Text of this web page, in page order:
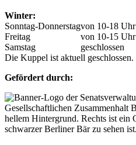
Winter:
Sonntag-Donnerstagvon 10-18 Uhr
Freitag
von 10-15 Uhr
Samstag
geschlossen
Die Kuppel ist aktuell geschlossen.
Gefördert durch: